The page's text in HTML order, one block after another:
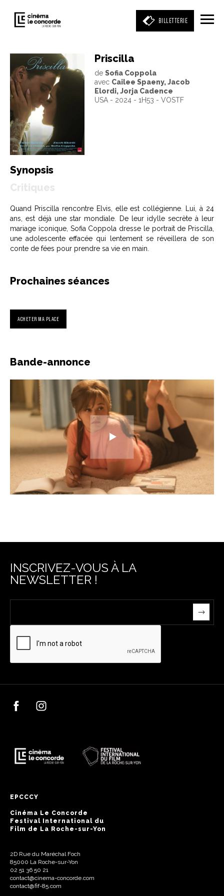
BILLETTERIE
Entrez votre mot clé
(film, réalisateur, acteur, événement)
Priscilla
de Sofia Coppola
avec Cailee Spaeny, Jacob
Elordi, Jorja Cadence
USA - 2024 - 1H53 - VOSTF
Synopsis
Quand Priscilla rencontre Elvis, elle est collégienne. Lui, à 24
ans, est déjà une star mondiale. De leur idylle secrète à leur
mariage iconique, Sofia Coppola dresse le portrait de Priscilla,
une adolescente effacée qui lentement se réveillera de son
conte de fées pour prendre sa vie en main.
Prochaines séances
ACHETER MA PLACE
Bande-annonce
INSCRIVEZ-VOUS À LA
NEWSLETTER !
EPCCCY
Cinéma Le Concorde
Festival International du
Film de La Roche-sur-Yon
2D Rue du Maréchal Foch
85000 La Roche-sur-Yon
02 51 36 50 21
contact@cinema-concorde.com
contact@fif-85.com